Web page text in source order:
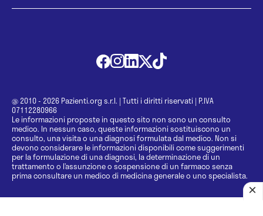
@ 2010 - 2026 Pazienti.org s.r.l. | Tutti i diritti riservati | P.IVA
07112280966
Le informazioni proposte in questo sito non sono un consulto
medico. In nessun caso, queste informazioni sostituiscono un
consulto, una visita o una diagnosi formulata dal medico. Non si
devono considerare le informazioni disponibili come suggerimenti
per la formulazione di una diagnosi, la determinazione di un
trattamento o l’assunzione o sospensione di un farmaco senza
prima consultare un medico di medicina generale o uno specialista.